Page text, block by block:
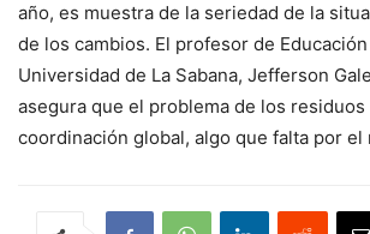
año, es muestra de la seriedad de la
de los cambios. El profesor de
Universidad de La Sabana, Jefferson
asegura que el problema de los
coordinación global, algo que falta por el